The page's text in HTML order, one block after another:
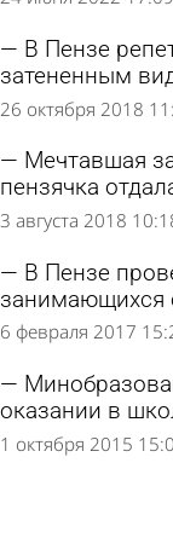
В Пензе
затененным
26 октября 2018
Мечтавшая
пензячка
3 августа 2018
В Пензе
занимающихся
6 февраля 2017
оказании в
1 октября 2015